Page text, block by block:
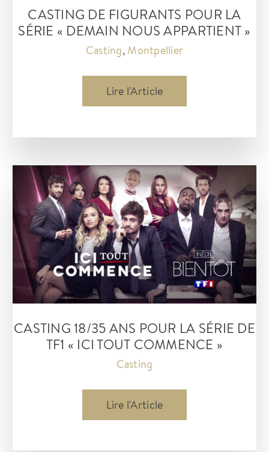
CASTING DE FIGURANTS POUR LA
SÉRIE « DEMAIN NOUS APPARTIENT »
Casting, Montpellier
Casting
de
la
série
« demain
nous
appartient »
Lire l'Article
CASTING 18/35 ANS POUR LA SÉRIE DE
TF1 « ICI TOUT COMMENCE »
Casting
Casting
18/35
Lire l'Article